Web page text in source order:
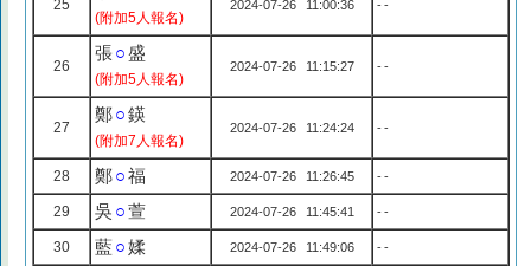
25
(附加5人報名)
2024-07-26 11:00:36 --
26
張○盛
(附加5人報名)
2024-07-26 11:15:27 --
27
鄭○鍈
(附加7人報名)
2024-07-26 11:24:24 --
28 鄭○福 2024-07-26 11:26:45 --
29 吳 ○萱 2024-07-26 11:45:41 --
30 藍○媃 2024-07-26 11:49:06 --